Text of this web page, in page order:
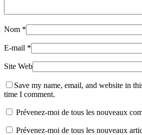
Nom *
E-mail *
Site Web
Save my name, email, and website in
time I comment.
Prévenez-moi de tous les nouveaux
Prévenez-moi de tous les nouveaux